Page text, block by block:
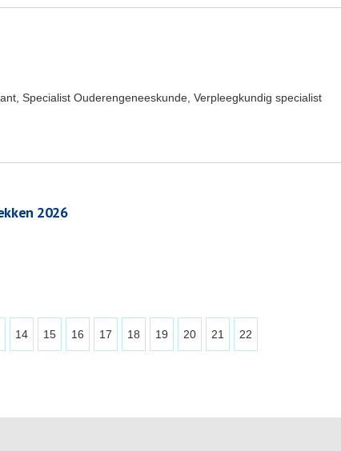
Specialist Ouderengeneeskunde, Verpleegkundig specialist
2026
14 15 16 17 18 19 20 21 22